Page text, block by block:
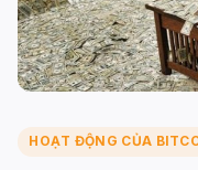
HOẠT ĐỘNG CỦA